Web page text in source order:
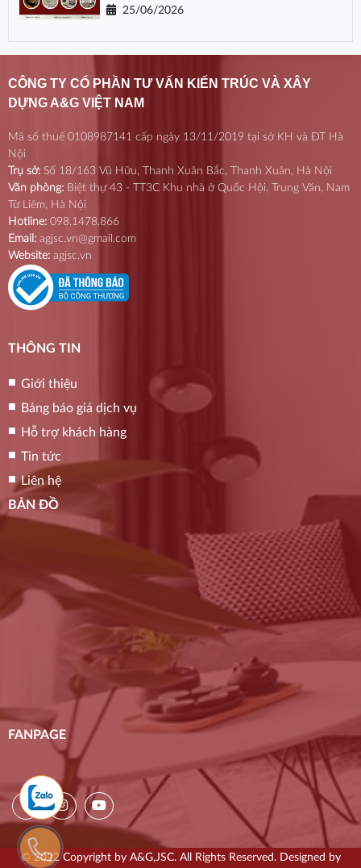
25/06/2026
CÔNG TY CỔ PHẦN TƯ VẤN KIẾN TRÚC VÀ XÂY
DỰNG A&G VIỆT NAM
Mã số thuế 0108987141 cấp ngày 13/11/2019 tại sở KH và ĐT Hà
Nội
Trụ sở: Số 18/163 Vũ Hữu, Thanh Xuân Bắc, Thanh Xuân, Hà Nội
Văn phòng: Biệt thự 43 - TT3C Khu nhà ở Quốc Hội, Trung Văn, Nam
Từ Liêm, Hà Nội
Hotline: 098.1478.866
Email: agjsc.vn@gmail.com
Website: agjsc.vn
THÔNG TIN
Giới thiệu
Bảng báo giá dịch vụ
Hỗ trợ khách hàng
Tin tức
Liên hệ
BẢN ĐỒ
FANPAGE
© 2022 Copyright by A&G,JSC. All Rights Reserved. Designed by